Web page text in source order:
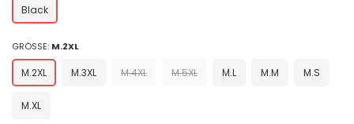
Black
GRÖSSE: M.2XL
M.2XL M.3XL M.4XL M.5XL M.L M.M M.S
M.XL